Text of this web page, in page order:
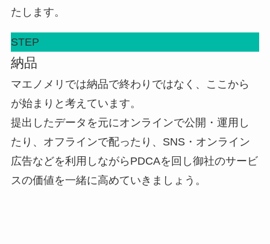
たします。
STEP
納品
マエノメリでは納品で終わりではなく、ここから
が始まりと考えています。
提出したデータを元にオンラインで公開・運用し
たり、オフラインで配ったり、SNS・オンライン
広告などを利用しながらPDCAを回し御社のサービ
スの価値を一緒に高めていきましょう。